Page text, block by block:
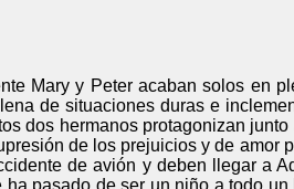
Mary y Peter acaban solos en
de situaciones duras e
dos hermanos protagonizan
de los prejuicios y de amor
de avión y deben llegar a
ha pasado de ser un niño a todo